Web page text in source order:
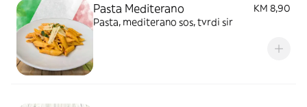
Pasta Mediterano
KM 8,90
Pasta, mediterano sos, tvrdi sir